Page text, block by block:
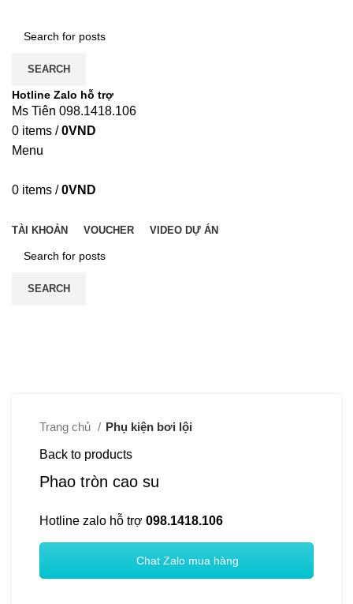
SEARCH
Hotline Zalo hỗ trợ
Ms Tiên 098.1418.106
0 items / 0VND
Menu
0 items / 0VND
TÀI KHOẢN VOUCHER VIDEO DỰ ÁN
SEARCH
Trang chủ Phụ kiện bơi lội
Back to products
Phao tròn cao su
Hotline zalo hỗ trợ 098.1418.106
Chat Zalo mua hàng